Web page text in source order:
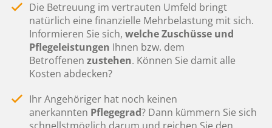
Die Betreuung im vertrauten Umfeld bringt
natürlich eine finanzielle Mehrbelastung mit sich.
Informieren Sie sich, welche Zuschüsse und
Pflegeleistungen Ihnen bzw. dem
Betroffenen zustehen. Können Sie damit alle
Kosten abdecken?
Ihr Angehöriger hat noch keinen
anerkannten Pflegegrad? Dann kümmern Sie sich